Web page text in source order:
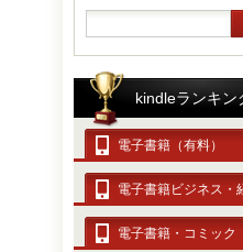
kindleランキン
電子書籍（有料）
電子書籍ビジネス・
電子書籍・コミック